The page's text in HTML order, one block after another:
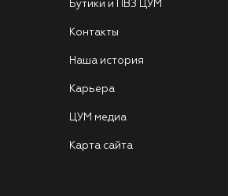
Бутики и ПВЗ ЦУМ
Контакты
Наша история
Карьера
ЦУМ медиа
Карта сайта